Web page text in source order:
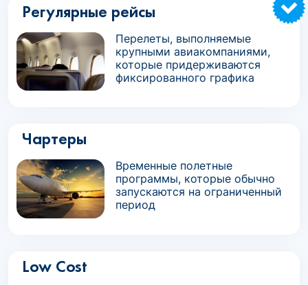
Регулярные рейсы
Перелеты, выполняемые
крупными авиакомпаниями,
которые придерживаются
фиксированного графика
Чартеры
Временные полетные
программы, которые обычно
запускаются на ограниченный
период
Low Cost